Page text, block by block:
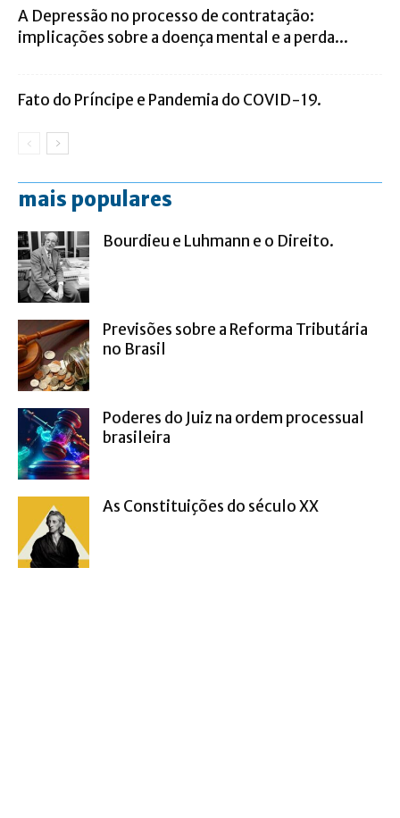
A Depressão no processo de contratação:
implicações sobre a doença mental e a perda...
Fato do Príncipe e Pandemia do COVID-19.
mais populares
Bourdieu e Luhmann e o Direito.
Previsões sobre a Reforma Tributária
no Brasil
Poderes do Juiz na ordem processual
brasileira
As Constituições do século XX